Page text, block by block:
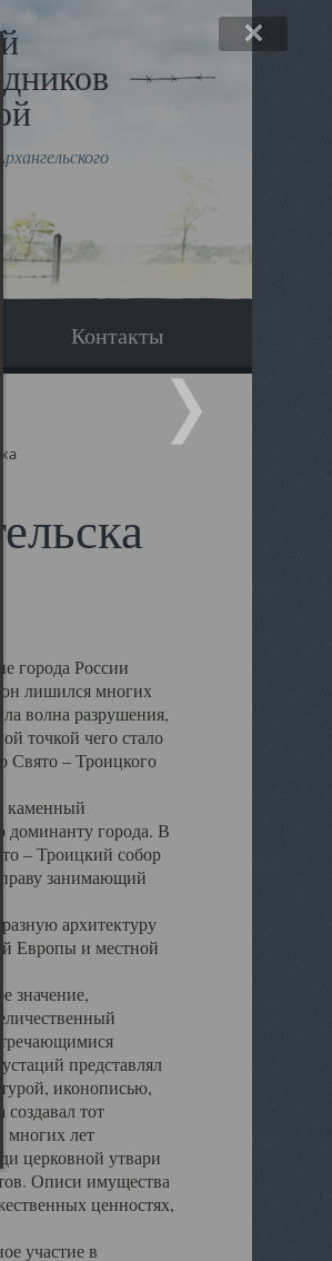
Контакты
города России
он лишился многих
волна разрушения,
точкой чего стало
Свято – Троицкого
доминанту города. В
– Троицкий собор
занимающий
архитектуру
Европы и местной
значение,
представлял
иконописью,
тот
многих лет
церковной утвари
Описи имущества
ценностях,
участие в